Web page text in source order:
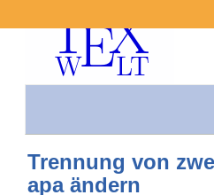
Trennung von
apa ändern